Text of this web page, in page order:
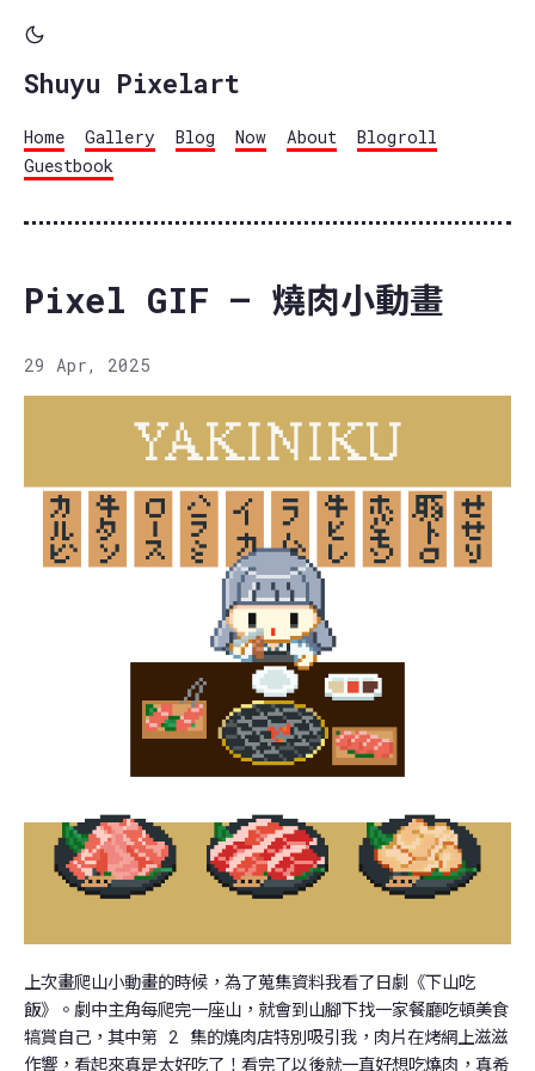
Shuyu Pixelart
Home Gallery Blog Now About
Blogroll
Guestbook
Pixel GIF – 燒肉小動畫
29 Apr, 2025
上次畫爬山小動畫的時候，為了蒐集資料我看了日劇《下山吃
飯》。劇中主角每爬完一座山，就會到山腳下找一家餐廳吃頓美食
犒賞自己，其中第 2 集的燒肉店特別吸引我，肉片在烤網上滋滋
作響，看起來真是太好吃了！看完了以後就一直好想吃燒肉，真希